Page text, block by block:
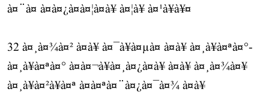
à¤¨à¤ à¤à¤¿à¤à¤¦à¤à¥ à¤¦à¥ à¤¹à¥à¥¤
32 à¤¸à¤¾à¤² à¤à¥ à¤¯à¥à¤µà¤ à¤à¥ à¤¸à¥à¤ªà¤°-
à¤¸à¥à¤ªà¤° à¤à¤¬à¥à¤¸à¤¿à¤à¥ à¤à¥ à¤¸à¤¾à¤¥
à¤¸à¥à¤²à¥à¤ª à¤à¤ªà¤¨à¤¿à¤¯à¤¾ à¤à¥